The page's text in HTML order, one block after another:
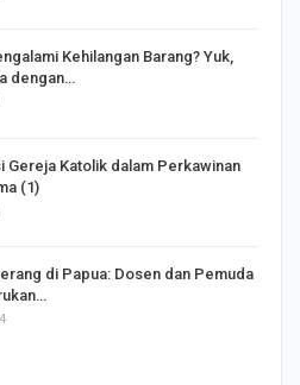
Kehilangan Barang? Yuk,
dengan…
Gereja Katolik dalam Perkawinan
(1)
di Papua: Dosen dan Pemuda